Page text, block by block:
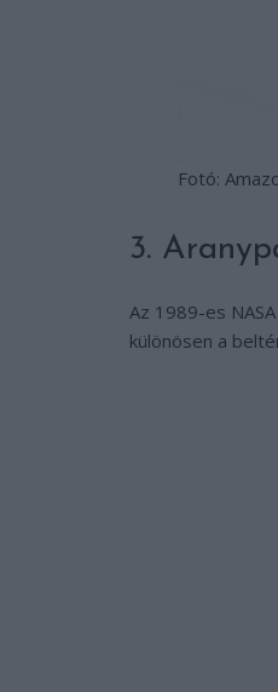
Fotó:
3.
Az 1989-es
különösen a